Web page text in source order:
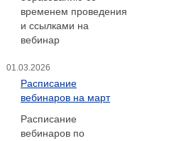
временем проведения
и ссылками на
вебинар
01.03.2026
Расписание
вебинаров на март
Расписание
вебинаров по